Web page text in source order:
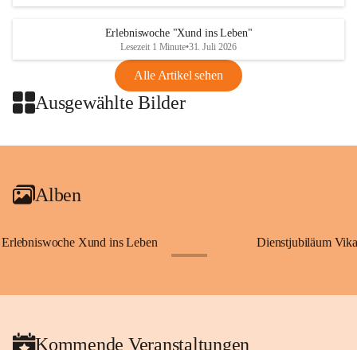
Erlebniswoche "Xund ins Leben"
Lesezeit 1 Minute•31. Juli 2026
Alle Artikel sehen
Ausgewählte Bilder
+2
Alben
Erlebniswoche Xund ins Leben Dienstjubiläum
Kommende Veranstaltungen